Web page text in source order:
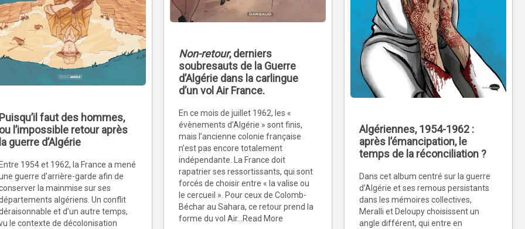
Non-retour, derniers
soubresauts de la Guerre
d’Algérie dans la carlingue
d’un vol Air France.
En ce mois de juillet 1962, les «
évènements d’Algérie » sont finis,
mais l’ancienne colonie française
n’est pas encore totalement
indépendante. La France doit
rapatrier ses ressortissants, qui sont
forcés de choisir entre « la valise ou
le cercueil ». Pour ceux de Colomb-
Béchar au Sahara, ce retour prend la
forme du vol Air...Read More
faut des hommes,
l’impossible retour après
guerre d’Algérie
1954 et 1962, la France a mené
guerre d’arrière-garde afin de
la mainmise sur ses
algériens. Un conflit
et d’un autre temps,
le contexte de décolonisation
Algériennes, 1954-1962 :
après l’émancipation, le
temps de la réconciliation ?
Dans cet album centré sur la guerre
d’Algérie et ses remous persistants
dans les mémoires collectives,
Meralli et Deloupy choisissent un
angle différent, qui entre en